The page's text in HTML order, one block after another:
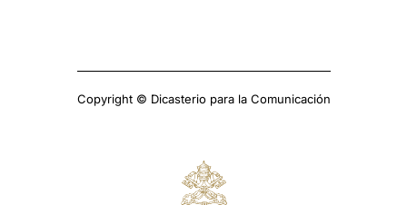
Copyright © Dicasterio para la Comunicación